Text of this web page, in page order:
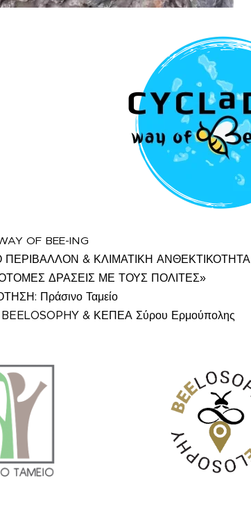
OF BEE-ING
ΠΕΡΙΒΑΛΛΟΝ & ΚΛΙΜΑΤΙΚΗ
ΔΡΑΣΕΙΣ ΜΕ ΤΟΥΣ ΠΟΛΙΤΕΣ»
Πράσινο Ταμείο
BEELOSOPHY & ΚΕΠΕΑ Σύρου Ερμούπολης